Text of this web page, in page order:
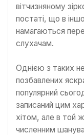
вітчизняному
постаті, що в
намагаються
слухачам.
Однією з таких
позбавлених
популярний
записаний цим
хітом, але в той
численним